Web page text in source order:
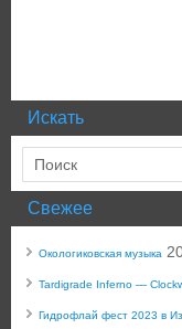
Искать
Свежее
Окологиковская музыка
Tardigrade Inferno —
Гидрофлай фест 2023 в